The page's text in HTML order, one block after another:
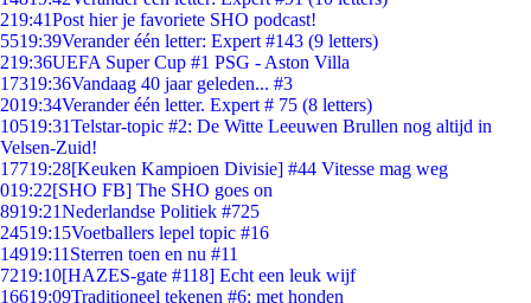
219:41Post hier je favoriete SHO podcast!
5519:39Verander één letter: Expert #143 (9 letters)
219:36UEFA Super Cup #1 PSG - Aston Villa
17319:36Vandaag 40 jaar geleden... #3
2019:34Verander één letter. Expert # 75 (8 letters)
10519:31Telstar-topic #2: De Witte Leeuwen Brullen nog altijd in
Velsen-Zuid!
17719:28[Keuken Kampioen Divisie] #44 Vitesse mag weg
019:22[SHO FB] The SHO goes on
8919:21Nederlandse Politiek #725
24519:15Voetballers lepel topic #16
14919:11 Sterren toen en nu #11
7219:10[HAZES-gate #118] Echt een leuk wijf
16619:09Traditioneel tekenen #6; met honden